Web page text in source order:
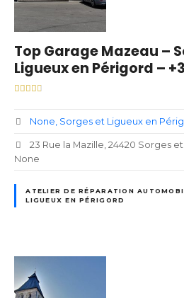
Top Garage Mazeau –
Ligueux en Périgord –
None Sorges et Ligueux en
23 Rue la Mazille, 24420 Sorges
None
ATELIER DE RÉPARATION
LIGUEUX EN PÉRIGORD